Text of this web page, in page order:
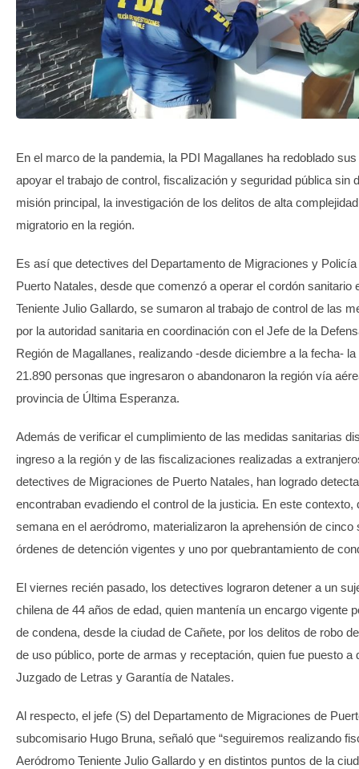
TRANSPARENCIA
En el marco de la pandemia, la PDI Magallanes ha redoblado
apoyar el trabajo de control, fiscalización y seguridad pública sin
misión principal, la investigación de los delitos de alta
migratorio en la región.
Es así que detectives del Departamento de Migraciones y
Puerto Natales, desde que comenzó a operar el cordón sanitario
Teniente Julio Gallardo, se sumaron al trabajo de control de las
por la autoridad sanitaria en coordinación con el Jefe de la
Región de Magallanes, realizando -desde diciembre a la fecha-
21.890 personas que ingresaron o abandonaron la región vía
provincia de Última Esperanza.
Además de verificar el cumplimiento de las medidas sanitarias
ingreso a la región y de las fiscalizaciones realizadas a
detectives de Migraciones de Puerto Natales, han logrado
encontraban evadiendo el control de la justicia. En este contexto,
semana en el aeródromo, materializaron la aprehensión de cinco
órdenes de detención vigentes y uno por quebrantamiento de
El viernes recién pasado, los detectives lograron detener a un
chilena de 44 años de edad, quien mantenía un encargo vigente
de condena, desde la ciudad de Cañete, por los delitos de robo
de uso público, porte de armas y receptación, quien fue puesto a
Juzgado de Letras y Garantía de Natales.
Al respecto, el jefe (S) del Departamento de Migraciones de
subcomisario Hugo Bruna, señaló que “seguiremos realizando
Aeródromo Teniente Julio Gallardo y en distintos puntos de la